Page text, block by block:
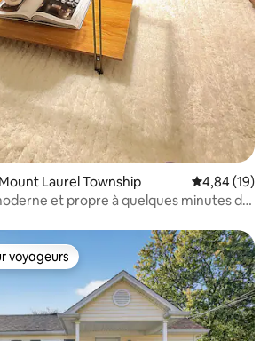
Laurel Township Évaluation
4,84 (19)
et propre à quelques minutes de
les plus appréciés
voyageurs